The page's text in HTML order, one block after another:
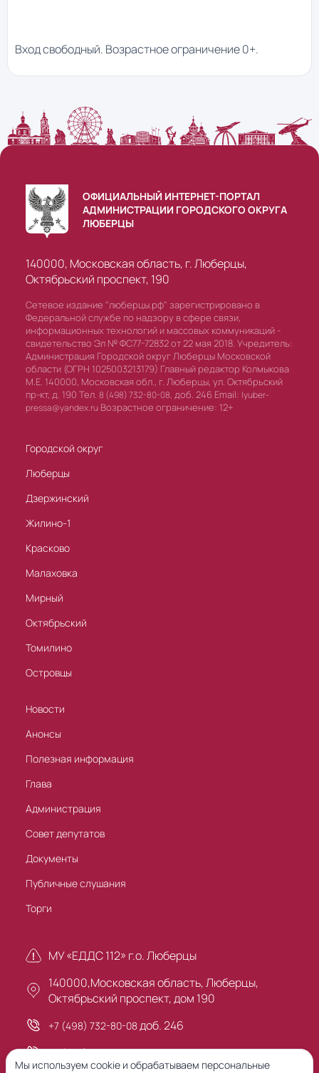
Вход свободный. Возрастное ограничение 0+.
ОФИЦИАЛЬНЫЙ ИНТЕРНЕТ-ПОРТАЛ
АДМИНИСТРАЦИИ ГОРОДСКОГО ОКРУГА
ЛЮБЕРЦЫ
140000, Московская область, г. Люберцы,
Октябрьский проспект, 190
Сетевое издание "люберцы.рф" зарегистрировано в
Федеральной службе по надзору в сфере связи,
информационных технологий и массовых коммуникаций -
свидетельство Эл № ФС77-72832 от 22 мая 2018. Учредитель:
Администрация Городской округ Люберцы Московской
области (ОГРН 1025003213179) Главный редактор Колмыкова
М.Е. 140000, Московская обл., г. Люберцы, ул. Октябрьский
пр-кт, д. 190 Тел. 8 (498) 732-80-08, доб. 246 Email: lyuber-
pressa@yandex.ru Возрастное ограничение: 12+
Городской округ
Люберцы
Дзержинский
Жилино-1
Красково
Малаховка
Мирный
Октябрьский
Томилино
Островцы
Новости
Анонсы
Полезная информация
Глава
Администрация
Совет депутатов
Документы
Публичные слушания
Торги
МУ «ЕДДС 112» г.о. Люберцы
140000,Московская область, Люберцы,
Октябрьский проспект, дом 190
+7 (498) 732-80-08 доб. 246
+7 (495) 503-30-00
Мы используем cookie и обрабатываем персональные